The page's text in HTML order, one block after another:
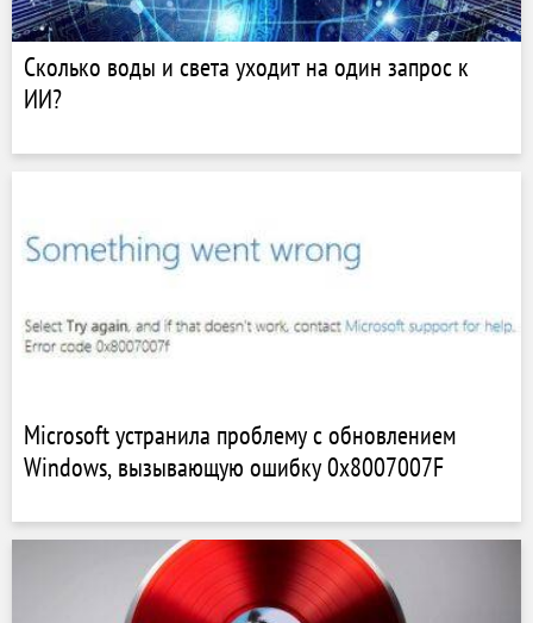
Сколько воды и света уходит на один запрос к
ИИ?
Microsoft устранила проблему с обновлением
Windows, вызывающую ошибку 0x8007007F